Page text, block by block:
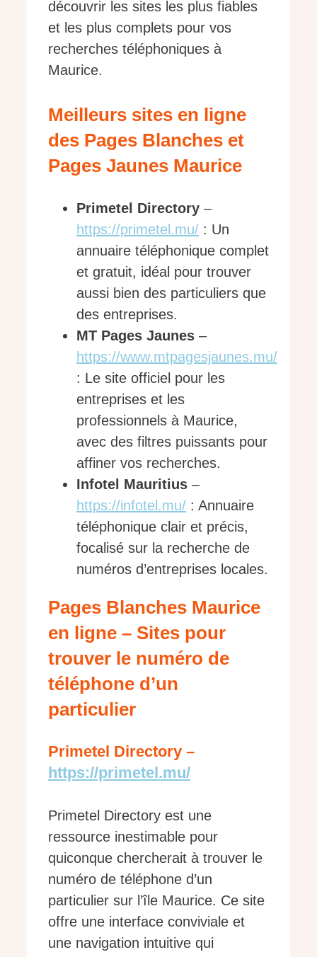
découvrir les sites les plus fiables
et les plus complets pour vos
recherches téléphoniques à
Maurice.
Meilleurs sites en ligne
des Pages Blanches et
Pages Jaunes Maurice
Primetel Directory –
https://primetel.mu/ : Un
annuaire téléphonique complet
et gratuit, idéal pour trouver
aussi bien des particuliers que
des entreprises.
MT Pages Jaunes –
https://www.mtpagesjaunes.mu/
: Le site officiel pour les
entreprises et les
professionnels à Maurice,
avec des filtres puissants pour
affiner vos recherches.
Infotel Mauritius –
https://infotel.mu/ : Annuaire
téléphonique clair et précis,
focalisé sur la recherche de
numéros d’entreprises locales.
Pages Blanches Maurice
en ligne – Sites pour
trouver le numéro de
téléphone d’un
particulier
Primetel Directory –
https://primetel.mu/
Primetel Directory est une
ressource inestimable pour
quiconque chercherait à trouver le
numéro de téléphone d’un
particulier sur l’île Maurice. Ce site
offre une interface conviviale et
une navigation intuitive qui